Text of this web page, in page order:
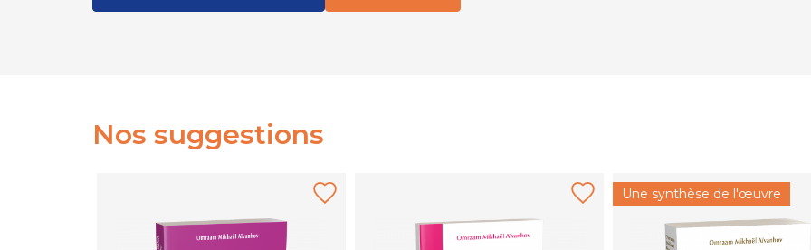
Nos suggestions
Une synthèse de l'œuvre